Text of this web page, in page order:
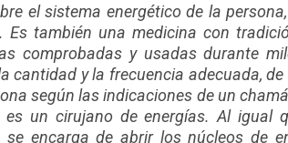
el sistema energético de la
Es también una medicina con
comprobadas y usadas durante
cantidad y la frecuencia adecuada,
según las indicaciones de un
un cirujano de energías. Al igual
encarga de abrir los núcleos de